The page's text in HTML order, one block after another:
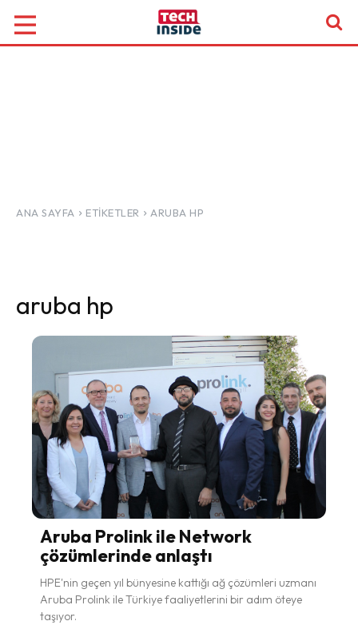
ANA SAYFA ETIKETLER ARUBA HP
aruba hp
Aruba Prolink ile Network
çözümlerinde anlaştı
HPE'nin geçen yıl bünyesine kattığı ağ çözümleri uzmanı
Aruba Prolink ile Türkiye faaliyetlerini bir adım öteye
taşıyor.